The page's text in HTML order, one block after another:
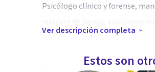
Psicólogo clínico y forense,
Mas de 20 años de experiencia.
Ver descripción completa
Estos son